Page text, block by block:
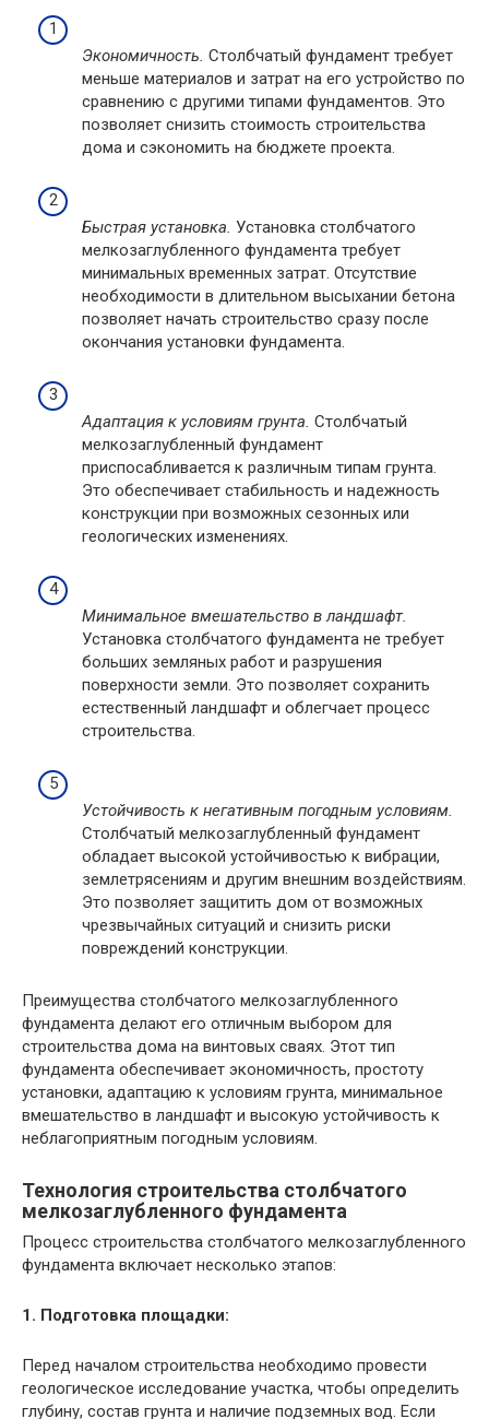
Экономичность. Столбчатый фундамент требует
меньше материалов и затрат на его устройство по
сравнению с другими типами фундаментов. Это
позволяет снизить стоимость строительства
дома и сэкономить на бюджете проекта.
Быстрая установка. Установка столбчатого
мелкозаглубленного фундамента требует
минимальных временных затрат. Отсутствие
необходимости в длительном высыхании бетона
позволяет начать строительство сразу после
окончания установки фундамента.
Адаптация к условиям грунта. Столбчатый
мелкозаглубленный фундамент
приспосабливается к различным типам грунта.
Это обеспечивает стабильность и надежность
конструкции при возможных сезонных или
геологических изменениях.
Минимальное вмешательство в ландшафт.
Установка столбчатого фундамента не требует
больших земляных работ и разрушения
поверхности земли. Это позволяет сохранить
естественный ландшафт и облегчает процесс
строительства.
Устойчивость к негативным погодным условиям.
Столбчатый мелкозаглубленный фундамент
обладает высокой устойчивостью к вибрации,
землетрясениям и другим внешним воздействиям.
Это позволяет защитить дом от возможных
чрезвычайных ситуаций и снизить риски
повреждений конструкции.
Преимущества столбчатого мелкозаглубленного
фундамента делают его отличным выбором для
строительства дома на винтовых сваях. Этот тип
фундамента обеспечивает экономичность, простоту
установки, адаптацию к условиям грунта, минимальное
вмешательство в ландшафт и высокую устойчивость к
неблагоприятным погодным условиям.
Технология строительства столбчатого
мелкозаглубленного фундамента
Процесс строительства столбчатого мелкозаглубленного
фундамента включает несколько этапов:
1. Подготовка площадки:
Перед началом строительства необходимо провести
геологическое исследование участка, чтобы определить
глубину, состав грунта и наличие подземных вод. Если